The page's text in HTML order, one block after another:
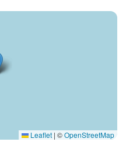
Leaflet | ©OpenStreetMap